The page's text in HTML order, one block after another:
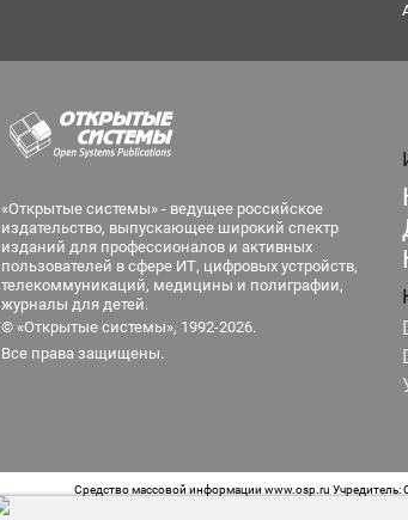
«Открытые системы» - ведущее российское
издательство, выпускающее широкий спектр
изданий для профессионалов и активных
пользователей в сфере ИТ, цифровых устройств,
телекоммуникаций, медицины и полиграфии,
журналы для детей.
© «Открытые системы», 1992-2026.
Все права защищены.
Средство массовой информации www.osp.ru Учредитель: